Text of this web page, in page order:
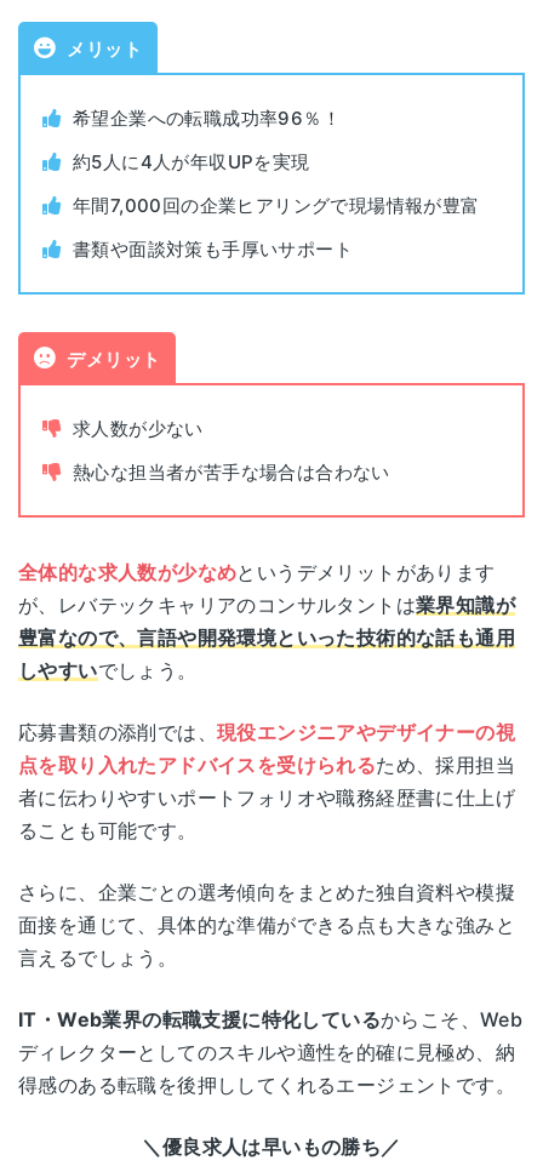
非公開求人
面接指導 あり
平日(10:00～20:00)
土(10:00~16:00)
メリット
希望企業への転職成功率96％！
約5人に4人が年収UPを実現
年間7,000回の企業ヒアリングで現場情報が豊富
書類や面談対策も手厚いサポート
デメリット
求人数が少ない
熱心な担当者が苦手な場合は合わない
全体的な求人数が少なめというデメリットがあります
が、レバテックキャリアのコンサルタントは業界知識が
豊富なので、言語や開発環境といった技術的な話も通用
しやすいでしょう。
応募書類の添削では、 現役エンジニアやデザイナーの視
点を取り入れたアドバイスを受けられるため、採用担当
者に伝わりやすいポートフォリオや職務経歴書に仕上げ
ることも可能です。
さらに、企業ごとの選考傾向をまとめた独自資料や模擬
面接を通じて、具体的な準備ができる点も大きな強みと
言えるでしょう。
IT・Web業界の転職支援に特化しているからこそ、Web
ディレクターとしてのスキルや適性を的確に見極め、納
得感のある転職を後押ししてくれるエージェントです。
＼優良求人は早いもの勝ち／